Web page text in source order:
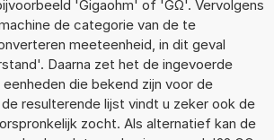
'Gigaohm' of 'GΩ'. Vervolgens
de categorie van de te
meeteenheid, in dit geval
Daarna zet het de ingevoerde
die bekend zijn voor de
resulterende lijst vindt u zeker ook de
zocht. Als alternatief kan de